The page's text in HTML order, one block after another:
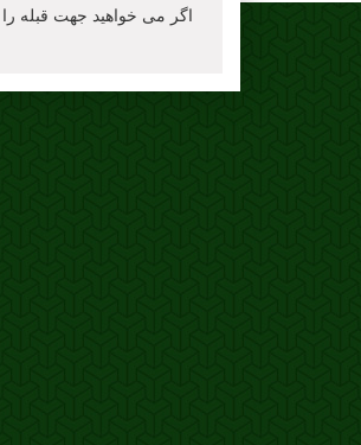
اگر می خواهید جهت قبله را